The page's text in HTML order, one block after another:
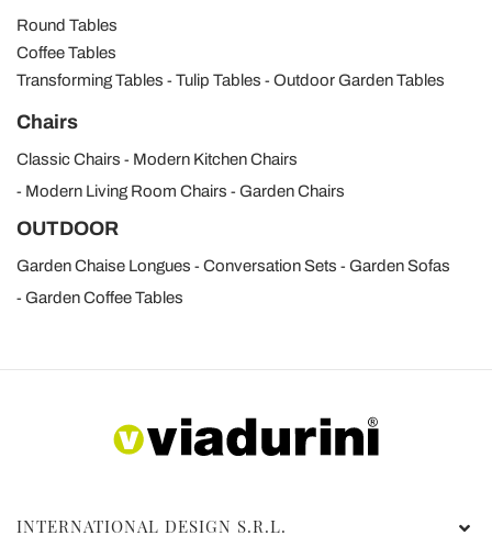
Round Tables
Coffee Tables
Transforming Tables
Tulip Tables Outdoor Garden Tables
Chairs
Classic Chairs
Modern Kitchen Chairs
Modern Living Room Chairs
Garden Chairs
OUTDOOR
Garden Chaise Longues Conversation Sets
Garden Sofas
Garden Coffee Tables
INTERNATIONAL DESIGN S.R.L.